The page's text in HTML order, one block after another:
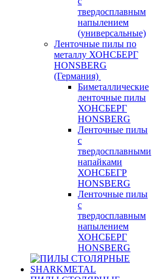
твердосплавным
напылением
(универсальные)
Ленточные пилы по
металлу ХОНСБЕРГ
HONSBERG
(Германия)
Биметаллические
ленточные пилы
ХОНСБЕРГ
HONSBERG
Ленточные пилы
с
твердосплавными
напайками
ХОНСБЕГР
HONSBERG
Ленточные пилы
с
твердосплавным
напылением
ХОНСБЕРГ
HONSBERG